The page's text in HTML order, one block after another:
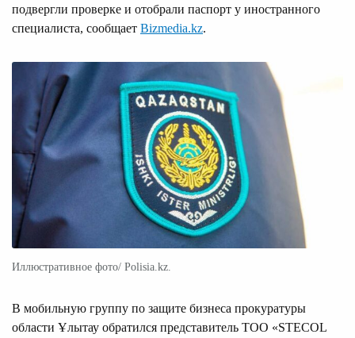
подвергли проверке и отобрали паспорт у иностранного
специалиста, сообщает Bizmedia.kz.
Иллюстративное фото/ Polisia.kz.
В мобильную группу по защите бизнеса прокуратуры
области Ұлытау обратился представитель ТОО «STECOL